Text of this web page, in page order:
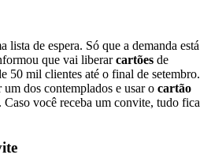
lista de espera. Só que a demanda está
que vai liberarcartões de
50 mil clientes até o final de setembro.
um dos contemplados e usar o cartão
. Caso você receba um convite, tudo fica